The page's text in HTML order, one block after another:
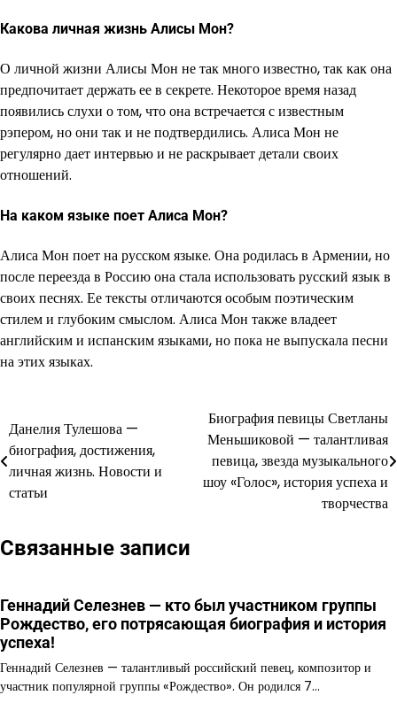
Какова личная жизнь Алисы Мон?
О личной жизни Алисы Мон не так много известно, так как она
предпочитает держать ее в секрете. Некоторое время назад
появились слухи о том, что она встречается с известным
рэпером, но они так и не подтвердились. Алиса Мон не
регулярно дает интервью и не раскрывает детали своих
отношений.
На каком языке поет Алиса Мон?
Алиса Мон поет на русском языке. Она родилась в Армении, но
после переезда в Россию она стала использовать русский язык в
своих песнях. Ее тексты отличаются особым поэтическим
стилем и глубоким смыслом. Алиса Мон также владеет
английским и испанским языками, но пока не выпускала песни
на этих языках.
Навигация
по
записям
Данелия Тулешова —
биография, достижения,
личная жизнь. Новости и
статьи
Биография певицы Светланы
Меньшиковой — талантливая
певица, звезда музыкального
шоу «Голос», история успеха и
творчества
Связанные записи
Геннадий Селезнев — кто был участником группы
Рождество, его потрясающая биография и история
успеха!
Геннадий Селезнев — талантливый российский певец, композитор и
участник популярной группы «Рождество». Он родился 7…